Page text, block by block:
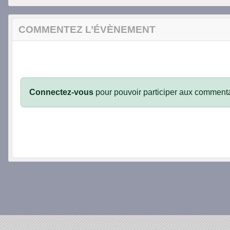
COMMENTEZ L’ÉVÈNEMENT
Connectez-vous pour pouvoir participer aux